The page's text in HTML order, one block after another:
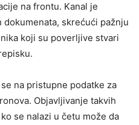
na frontu. Kanal je
skrećući pažnju
koji su poverljive stvari
na pristupne podatke za
Objavljivanje takvih
se nalazi u četu može da